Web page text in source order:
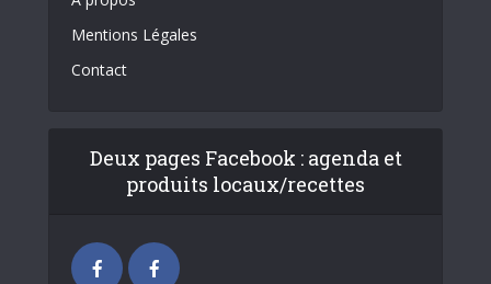
Mentions Légales
Contact
Deux pages Facebook : agenda et
produits locaux/recettes